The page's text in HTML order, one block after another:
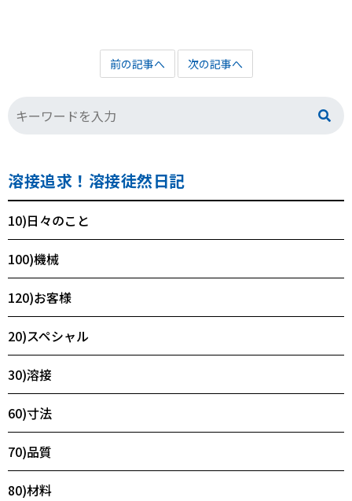
前の記事へ 次の記事へ
溶接追求！溶接徒然日記
10)日々のこと
100)機械
120)お客様
20)スペシャル
30)溶接
60)寸法
70)品質
80)材料